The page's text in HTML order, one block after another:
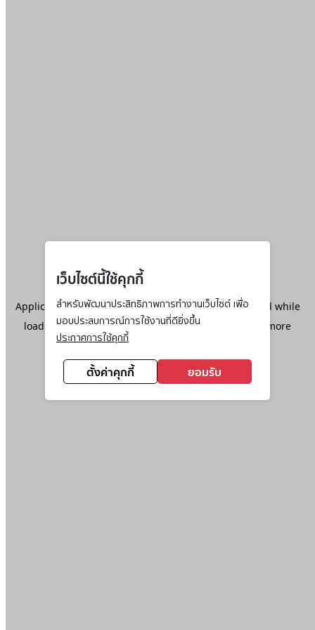
เว็บไซต์นี้ใช้คุกกี้
สำหรับพัฒนาประสิทธิภาพการทำงานเว็บไซต์ เพื่อ
มอบประสบการณ์การใช้งานที่ดียิ่งขึ้น
ประกาศการใช้คุกกี้
ตั้งค่าคุกกี้ ยอมรับ
Application error: aclient-side exception has occurred while
loadingwww.ktc.co.th(see the browser console
for more
information).